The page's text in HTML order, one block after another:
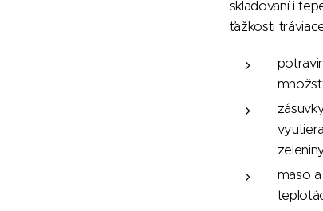
skladovaní i
ťažkosti
mäso